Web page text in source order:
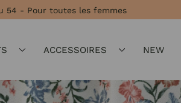
54 - Pour toutes les femmes
ACCESSOIRES NEW